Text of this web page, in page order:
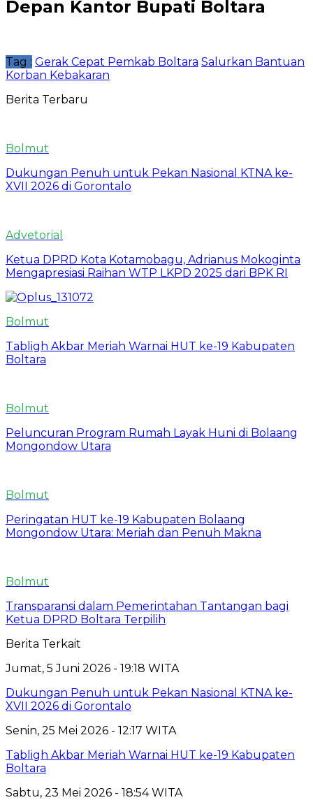
Depan Kantor Bupati Boltara
Tag : Gerak Cepat Pemkab Boltara Salurkan Bantuan
Korban Kebakaran
Berita Terbaru
Bolmut
Dukungan Penuh untuk Pekan Nasional KTNA ke-
XVII 2026 di Gorontalo
Advetorial
Ketua DPRD Kota Kotamobagu, Adrianus Mokoginta
Mengapresiasi Raihan WTP LKPD 2025 dari BPK RI
Bolmut
Tabligh Akbar Meriah Warnai HUT ke-19 Kabupaten
Boltara
Bolmut
Peluncuran Program Rumah Layak Huni di Bolaang
Mongondow Utara
Bolmut
Peringatan HUT ke-19 Kabupaten Bolaang
Mongondow Utara: Meriah dan Penuh Makna
Bolmut
Transparansi dalam Pemerintahan Tantangan bagi
Ketua DPRD Boltara Terpilih
Berita Terkait
Jumat, 5 Juni 2026 - 19:18 WITA
Dukungan Penuh untuk Pekan Nasional KTNA ke-
XVII 2026 di Gorontalo
Senin, 25 Mei 2026 - 12:17 WITA
Tabligh Akbar Meriah Warnai HUT ke-19 Kabupaten
Boltara
Sabtu, 23 Mei 2026 - 18:54 WITA